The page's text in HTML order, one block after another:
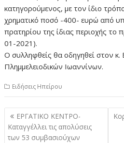
κατηγορούμενος, με τον ίδιο
χρηματικό ποσό -400- ευρώ από
πρατηρίου της ίδιας περιοχής
01-2021).
Ο συλληφθείς θα οδηγηθεί στον κ.
Πλημμελειοδικών Ιωαννίνων.
Ειδήσεις Ηπείρου
Πλοήγηση
άρθρων
ΕΡΓΑΤΙΚΟ ΚΕΝΤΡΟ-
Καταγγέλλει τις απολύσεις
των 53 συμβασιούχων